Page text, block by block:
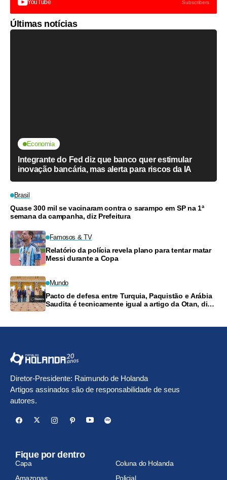
YouTube Subscribers
Últimas notícias
Economia
Integrante do Fed diz que banco quer estimular
inovação bancária, mas alerta para riscos da IA
Brasil
Quase 300 mil se vacinaram contra o sarampo em SP na 1ª
semana da campanha, diz Prefeitura
Famosos & TV
Relatório da polícia revela plano para tentar matar
Messi durante a Copa
Mundo
Pacto de defesa entre Turquia, Paquistão e Arábia
Saudita é tecnicamente igual a artigo da Otan, diz
Diretor-Presidente: Raimundo de Holanda
Artigos assinados são de responsabilidade de seus
autores.
Fique por dentro
Capa
Coluna do Holanda
Amazonas
Policial